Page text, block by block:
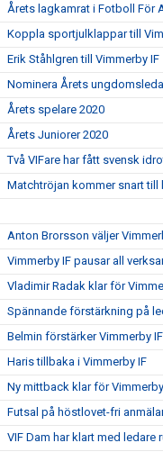
Årets lagkamrat i Fotboll För
Koppla sportjulklappar till
Erik Ståhlgren till Vimmerby IF
Nominera Årets
Årets spelare 2020
Årets Juniorer 2020
Två VIFare har fått svensk
Matchtröjan kommer snart till
Anton Brorsson väljer
Vimmerby IF pausar all
Vladimir Radak klar för
Spännande förstärkning på
Belmin förstärker Vimmerby IF
Haris tillbaka i Vimmerby IF
Ny mittback klar för
Futsal på höstlovet-fri
VIF Dam har klart med ledare